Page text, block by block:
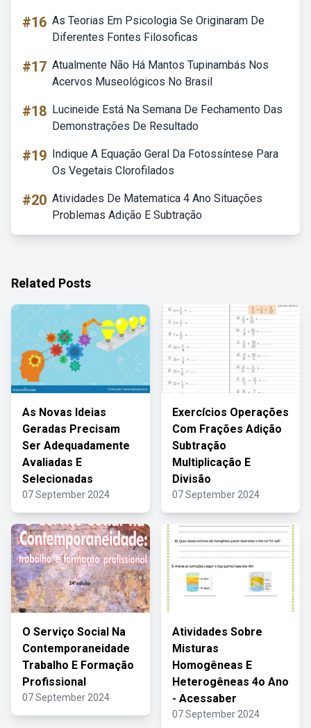
#16 As Teorias Em Psicologia Se Originaram De
Diferentes Fontes Filosoficas
#17 Atualmente Não Há Mantos Tupinambás Nos
Acervos Museológicos No Brasil
#18 Lucineide Está Na Semana De Fechamento Das
Demonstrações De Resultado
#19 Indique A Equação Geral Da Fotossíntese Para
Os Vegetais Clorofilados
#20 Atividades De Matematica 4 Ano Situações
Problemas Adição E Subtração
Related Posts
As Novas Ideias
Geradas Precisam
Ser Adequadamente
Avaliadas E
Selecionadas
07 September 2024
Exercícios Operações
Com Frações Adição
Subtração
Multiplicação E
Divisão
07 September 2024
O Serviço Social Na
Contemporaneidade
Trabalho E Formação
Profissional
07 September 2024
Atividades Sobre
Misturas
Homogêneas E
Heterogêneas 4o Ano
- Acessaber
07 September 2024